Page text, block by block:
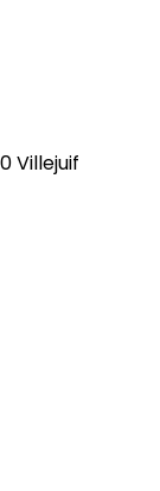
Villejuif